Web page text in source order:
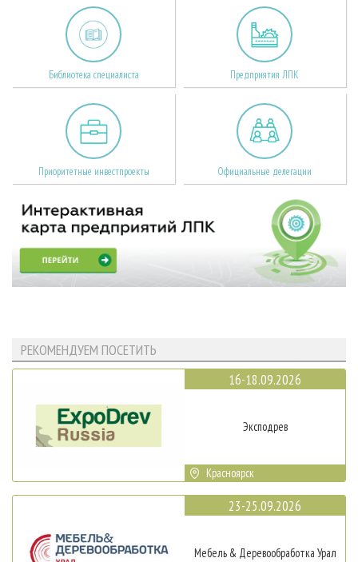
Библиотека специалиста Предприятия ЛПК
Приоритетные инвестпроекты Официальные делегации
РЕКОМЕНДУЕМ ПОСЕТИТЬ
16-18.09.2026
Эксподрев
Красноярск
23-25.09.2026
Мебель & Деревообработка Урал